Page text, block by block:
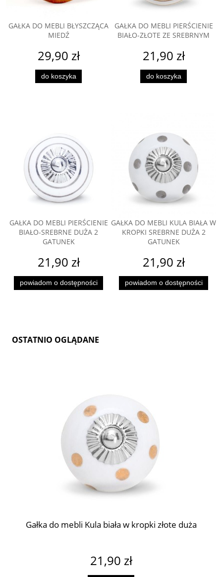
GAŁKA DO MEBLI BŁYSZCZĄCA
MIEDŹ
29,90 zł
do koszyka
GAŁKA DO MEBLI PIERŚCIENIE
BIAŁO-ZŁOTE ZE SREBRNYM
21,90 zł
do koszyka
GAŁKA DO MEBLI PIERŚCIENIE
BIAŁO-SREBRNE DUŻA 2
GATUNEK
21,90 zł
powiadom o dostępności
GAŁKA DO MEBLI KULA BIAŁA W
KROPKI SREBRNE DUŻA 2
GATUNEK
21,90 zł
powiadom o dostępności
OSTATNIO OGLĄDANE
Gałka do mebli Kula biała w kropki złote duża
21,90 zł